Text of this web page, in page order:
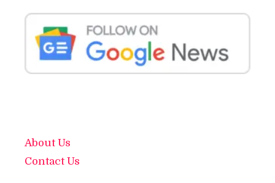
About Us
Contact Us